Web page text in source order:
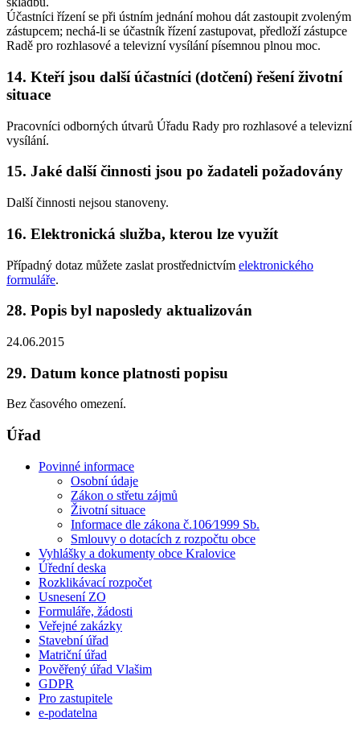
Účastníci řízení se při ústním jednání mohou dát zastoupit zvoleným
zástupcem; nechá-li se účastník řízení zastupovat, předloží zástupce
Radě pro rozhlasové a televizní vysílání písemnou plnou moc.
14. Kteří jsou další účastníci (dotčení) řešení životní
situace
Pracovníci odborných útvarů Úřadu Rady pro rozhlasové a televizní
vysílání.
15. Jaké další činnosti jsou po žadateli požadovány
Další činnosti nejsou stanoveny.
16. Elektronická služba, kterou lze využít
Případný dotaz můžete zaslat prostřednictvím elektronického
formuláře.
28. Popis byl naposledy aktualizován
24.06.2015
29. Datum konce platnosti popisu
Bez časového omezení.
Úřad
Povinné informace
Osobní údaje
Zákon o střetu zájmů
Životní situace
Informace dle zákona č.106⁄1999 Sb.
Smlouvy o dotacích z rozpočtu obce
Vyhlášky a dokumenty obce Kralovice
Úřední deska
Rozklikávací rozpočet
Usnesení ZO
Formuláře, žádosti
Veřejné zakázky
Stavební úřad
Matriční úřad
Pověřený úřad Vlašim
GDPR
Pro zastupitele
e-podatelna